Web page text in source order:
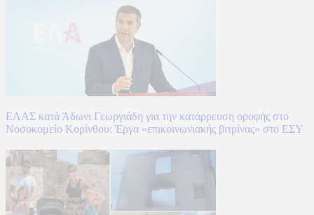
ΕΛΑΣ κατά Άδωνι Γεωργιάδη για την κατάρρευση οροφής στο
Νοσοκομείο Κορίνθου: Έργα «επικοινωνιακής βιτρίνας» στο ΕΣΥ